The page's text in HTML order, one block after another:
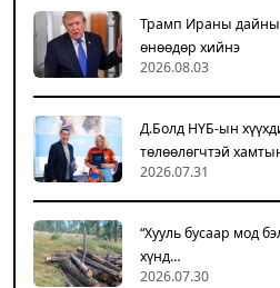
Трамп Ираны дайны
өнөөдөр хийнэ
2026.08.03
Д.Болд НҮБ-ын
төлөөлөгчтэй
2026.07.31
“Хууль бусаар мод
хүнд…
2026.07.30